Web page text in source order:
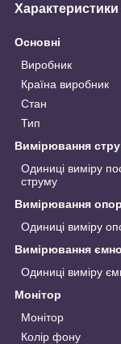
Характеристики
Основні
Виробник
Країна виробник
Стан
Тип
Вимірювання
Одиниці виміру
струму
Вимірювання
Одиниці виміру
Вимірювання
Одиниці виміру
Монітор
Монітор
Колір фону